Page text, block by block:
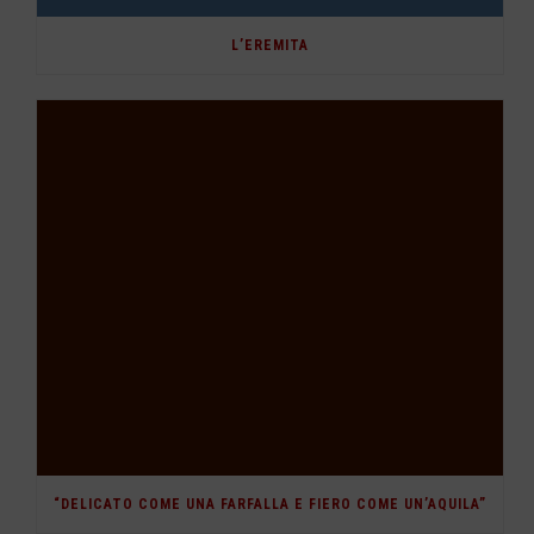
L’EREMITA
“DELICATO COME UNA FARFALLA E FIERO COME UN’AQUILA”